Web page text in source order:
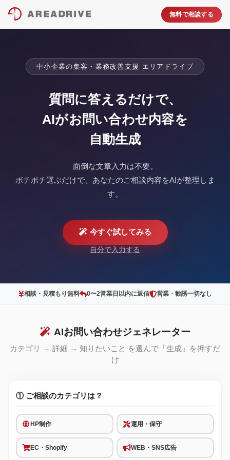
無料で相談する
中小企業の集客・業務改善支援 エリアドライブ
質問に答えるだけで、
AIがお問い合わせ内容を
自動生成
面倒な文章入力は不要。
ポチポチ選ぶだけで、あなたのご相談内容をAIが整理しま
す。
今すぐ試してみる
自分で入力する
相談・見積もり無料 0〜2営業日以内に返信 営業・勧誘一切なし
AIお問い合わせジェネレーター
カテゴリ → 詳細 → 知りたいこと を選んで「生成」を押すだ
け
① ご相談のカテゴリは？
HP制作 運用・保守
EC・Shopify WEB・SNS広告